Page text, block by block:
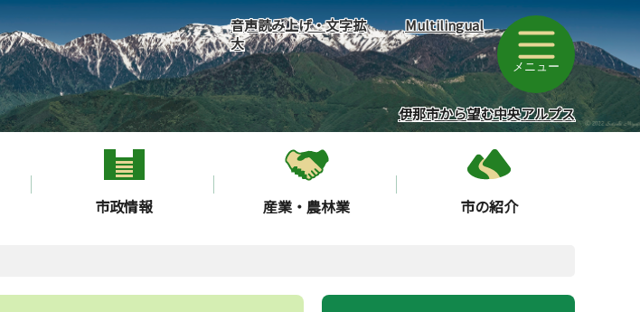
音声読み上げ・文字拡
大
Multilingual
メニュー
伊那市から望む中央アルプス
市政情報 産業・農林業 市の紹介